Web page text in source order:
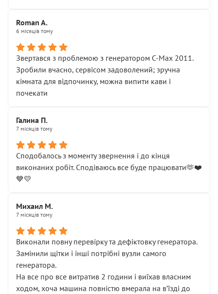
Roman A.
6 місяців тому
Звертався з проблемою з генератором C-Max 2011.
Зробили вчасно, сервісом задоволений; зручна
кімната для відпочинку, можна випити кави і
почекати
Галина П.
7 місяців тому
Сподобалось з моменту звернення і до кінця
виконаних робіт. Сподіваюсь все буде працювати🫶❤️
💙💛
Михаил М.
7 місяців тому
Виконали повну перевірку та дефіктовку генератора.
Замінили щітки і інші потрібні вузли самого
генератора.
На все про все витратив 2 години і виїхав власним
ходом, хоча машина повністю вмерала на вʼїзді до